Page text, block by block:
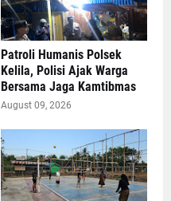
Patroli Humanis Polsek
Kelila, Polisi Ajak Warga
Bersama Jaga Kamtibmas
August 09, 2026